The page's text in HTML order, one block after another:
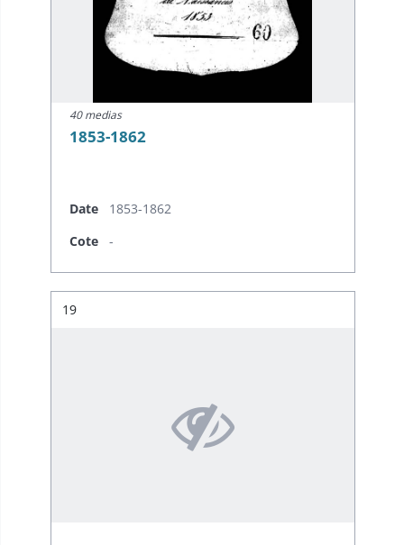
40 medias
1853-1862
Date
1853-1862
Cote
-
Résultat n°
19